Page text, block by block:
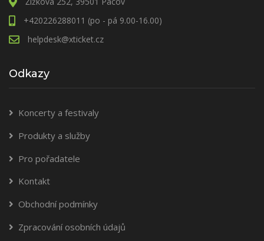
+420226288011 (po - pá 9.00-16.00)
helpdesk@xticket.cz
Odkazy
Koncerty a festivaly
Produkty a služby
Pro pořadatele
Kontakt
Obchodní podmínky
Zpracování osobních údajů